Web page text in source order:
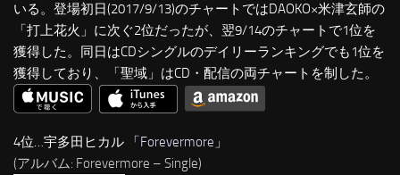
いる。登場初日(2017/9/13)のチャートではDAOKO×米津玄師の
「打上花火」に次ぐ2位だったが、翌9/14のチャートで1位を
獲得した。同日はCDシングルのデイリーランキングでも1位を
獲得しており、「聖域」はCD・配信の両チャートを制した。
4位…宇多田ヒカル 「Forevermore 」
(アルバム: Forevermore – Single)